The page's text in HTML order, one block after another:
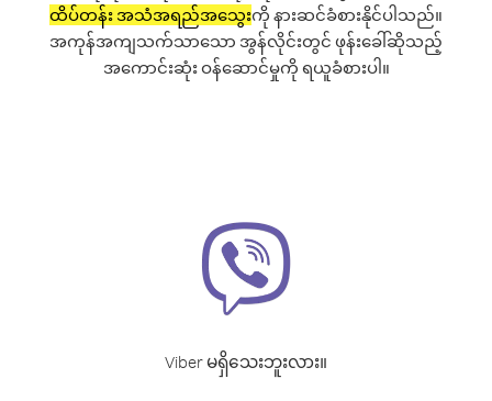
ထိပ်တန်း အသံအရည်အသွေးကို နားဆင်ခံစားနိုင်ပါသည်။
အကုန်အကျသက်သာသော အွန်လိုင်းတွင် ဖုန်းခေါ်ဆိုသည့်
အကောင်းဆုံး ဝန်ဆောင်မှုကို ရယူခံစားပါ။
Viber မရှိသေးဘူးလား။